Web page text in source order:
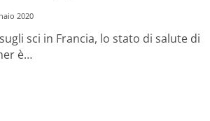
2020
sci in Francia, lo stato di salute di
è…